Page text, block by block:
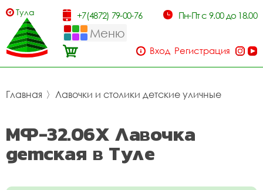
Тула +7(4872) 79-00-76 Пн-Пт с 9.00 до 18.00
Меню
Вход Регистрация
Главная 〉 Лавочки и столики детские уличные
МФ-32.06Х Лавочка
детская в Туле